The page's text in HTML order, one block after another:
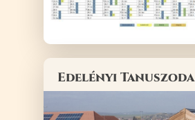
Edelényi Tanuszoda